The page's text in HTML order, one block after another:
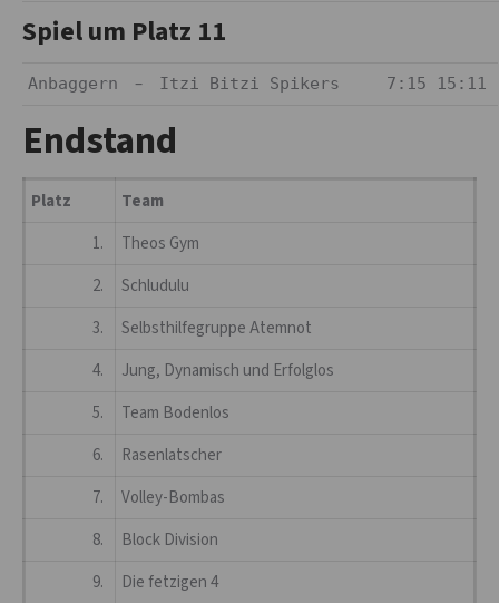
Spiel um Platz 11
Anbaggern – Itzi Bitzi Spikers 7:15 15:11
Endstand
Platz
Team
1.
Theos Gym
2.
Schludulu
3.
Selbsthilfegruppe Atemnot
4.
Jung, Dynamisch und Erfolglos
5.
Team Bodenlos
6.
Rasenlatscher
7.
Volley-Bombas
8.
Block Division
9.
Die fetzigen 4